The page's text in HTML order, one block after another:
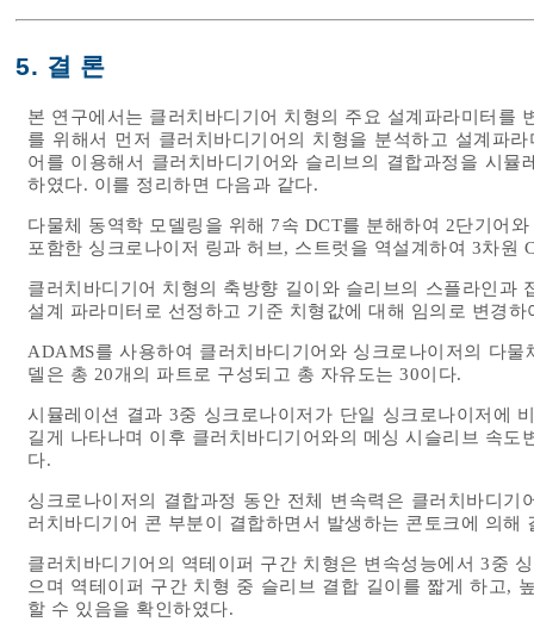
5. 결 론
본 연구에서는 클러치바디기어 치형의 주요 설계파라미터를
를 위해서 먼저 클러치바디기어의 치형을 분석하고 설계파
어를 이용해서 클러치바디기어와 슬리브의 결합과정을 시
하였다. 이를 정리하면 다음과 같다.
다물체 동역학 모델링을 위해 7속 DCT를 분해하여 2단기어
포함한 싱크로나이저 링과 허브, 스트럿을 역설계하여 3차원
클러치바디기어 치형의 축방향 길이와 슬리브의 스플라인과
설계 파라미터로 선정하고 기준 치형값에 대해 임의로 변경
ADAMS를 사용하여 클러치바디기어와 싱크로나이저의 다
델은 총 20개의 파트로 구성되고 총 자유도는 30이다.
시뮬레이션 결과 3중 싱크로나이저가 단일 싱크로나이저에
길게 나타나며 이후 클러치바디기어와의 메싱 시슬리브 속
다.
싱크로나이저의 결합과정 동안 전체 변속력은 클러치바디
러치바디기어 콘 부분이 결합하면서 발생하는 콘토크에 의해
클러치바디기어의 역테이퍼 구간 치형은 변속성능에서 3중
으며 역테이퍼 구간 치형 중 슬리브 결합 길이를 짧게 하고,
할 수 있음을 확인하였다.